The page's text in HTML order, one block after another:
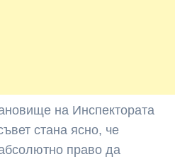
на Инспектората
стана ясно, че
право да